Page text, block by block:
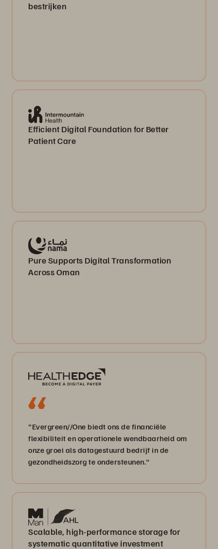
bestrijken
Efficient Digital Foundation for Better
Patient Care
Pure Supports Digital Transformation
Across Oman
"Evergreen//One biedt ons de financiële
flexibiliteit en operationele wendbaarheid om
onze groei als datagestuurd bedrijf in de
gezondheidszorg te ondersteunen."
Scalable, high-performance storage for
systematic quantitative investment